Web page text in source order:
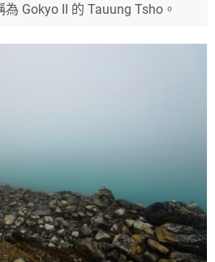
Gokyo II 的 Tauung Tsho。